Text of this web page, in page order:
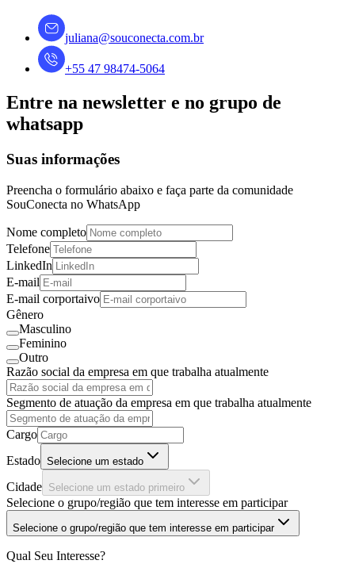
juliana@souconecta.com.br
+55 47 98474-5064
Entre na newsletter e no grupo de
whatsapp
Suas informações
Preencha o formulário abaixo e faça parte da comunidade
SouConecta no WhatsApp
Nome completo
Telefone
LinkedIn
E-mail
E-mail corportaivo
Gênero
Masculino
Feminino
Outro
Razão social da empresa em que trabalha atualmente
Segmento de atuação da empresa em que trabalha atualmente
Cargo
Estado Selecione um estado
Cidade Selecione um estado primeiro
Selecione o grupo/região que tem interesse em participar
Selecione o grupo/região que tem interesse em participar
Qual Seu Interesse?